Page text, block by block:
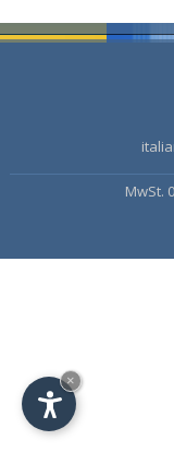
MwSt.
×